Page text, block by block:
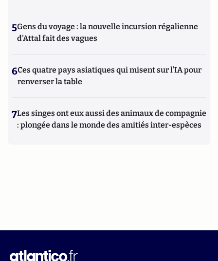
5Gens du voyage : la nouvelle incursion régalienne
d'Attal fait des vagues
6Ces quatre pays asiatiques qui misent sur l’IA pour
renverser la table
7Les singes ont eux aussi des animaux de compagnie
: plongée dans le monde des amitiés inter-espèces